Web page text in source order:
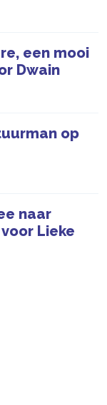
een mooi
Dwain
op
naar
Lieke